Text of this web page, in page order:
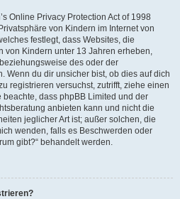
Online Privacy Protection Act of 1998
von Kindern im Internet von
festlegt, dass Websites, die
von Kindern unter 13 Jahren erheben,
des oder der
Wenn du dir unsicher bist, ob dies auf dich
registrieren versuchst, zutrifft, ziehe einen
dass phpBB Limited und der
anbieten kann und nicht die
jeglicher Art ist; außer solchen, die
wenden, falls es Beschwerden oder
gibt?“ behandelt werden.